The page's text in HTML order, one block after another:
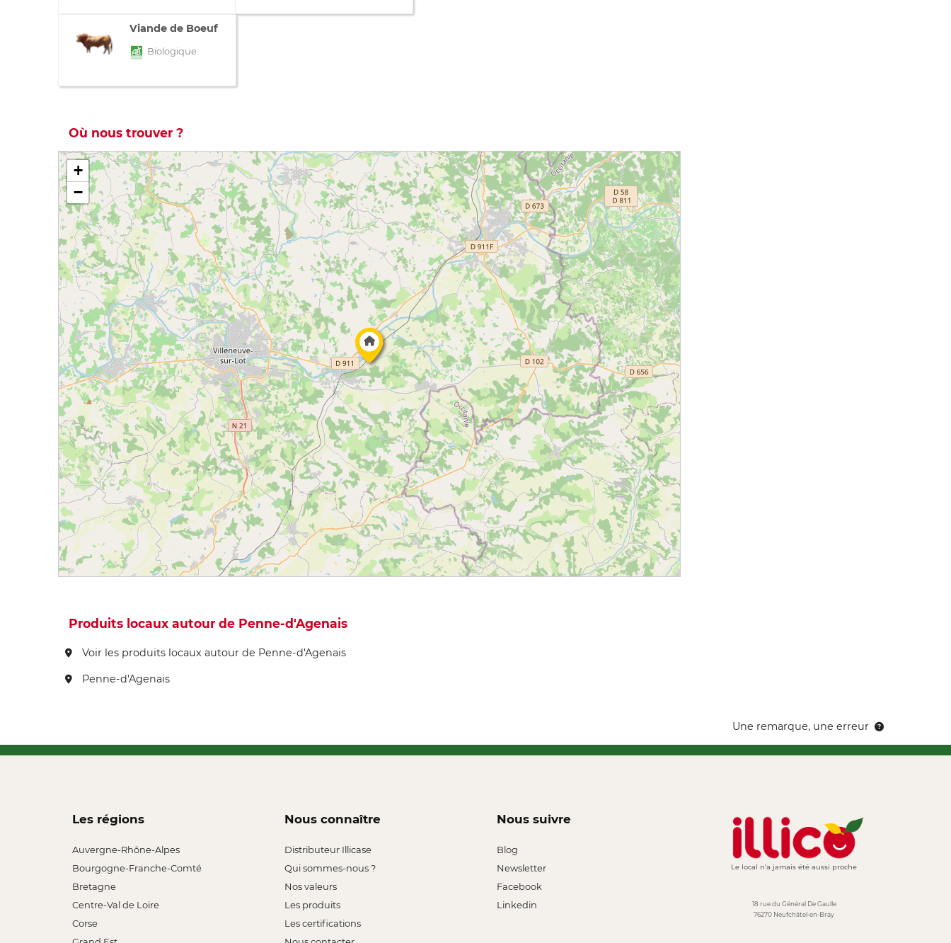
Viande de Boeuf
Biologique
Où nous trouver ?
+
−
Produits locaux autour de Penne-d'Agenais
Voir les produits locaux autour de Penne-d'Agenais
Penne-d'Agenais
Une remarque, une erreur
Les régions
Auvergne-Rhône-Alpes
Bourgogne-Franche-Comté
Bretagne
Centre-Val de Loire
Corse
Nous connaître
Distributeur Illicase
Qui sommes-nous ?
Nos valeurs
Les produits
Les certifications
Nous suivre
Blog
Newsletter
Facebook
Linkedin
Le local n'a jamais été aussi proche
18 rue du Général De Gaulle
76270 Neufchâtel-en-Bray